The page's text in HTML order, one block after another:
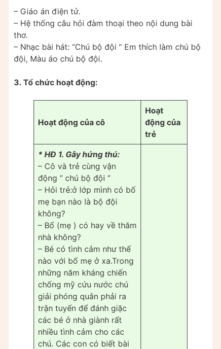
– Giáo án điện tử.
– Hệ thống câu hỏi đàm thoại theo nội dung bài
thơ.
– Nhạc bài hát: “Chú bộ đội ” Em thích làm chú bộ
đội, Màu áo chú bộ đội.
3. Tổ chức hoạt động:
Hoạt động của cô
Hoạt
động của
trẻ
* HĐ 1. Gây hứng thú:
– Cô và trẻ cùng vận
động “ chú bộ đội ”
– Hỏi trẻ:ở lớp mình có bố
mẹ bạn nào là bộ đội
không?
– Bố (mẹ ) có hay về thăm
nhà không?
– Bé có tình cảm như thế
nào với bố mẹ ở xa.Trong
những năm kháng chiến
chống mỹ cứu nước chú
giải phóng quân phải ra
trận tuyến để đánh giặc
các bé ở nhà giành rất
nhiều tình cảm cho các
chú. Các con có biết bài